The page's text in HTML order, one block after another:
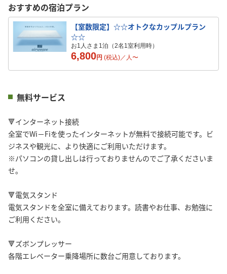
おすすめの宿泊プラン
【室数限定】☆☆オトクなカップルプラン
☆☆
お1人さま1泊（2名1室利用時）
6,800円 (税込)／ 人〜
無料サービス
🔻インターネット接続
全室でWi－Fiを使ったインターネットが無料で接続可能です。ビ
ジネスや観光に、より快適にご利用いただけます。
※パソコンの貸し出しは行っておりませんのでご了承くださいま
せ。
🔻電気スタンド
電気スタンドを全室に備えております。読書やお仕事、お勉強に
ご利用ください。
🔻ズボンプレッサー
各階エレベーター乗降場所に数台ご用意しております。